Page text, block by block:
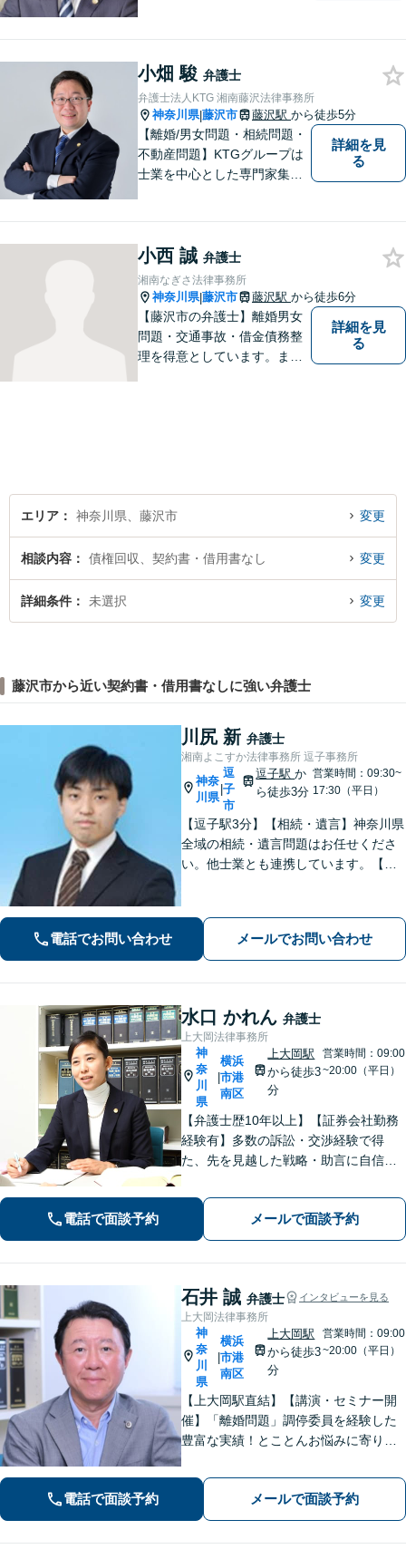
小畑 駿 弁護士
弁護士法人KTG 湘南藤沢法律事務所
神奈川県|藤沢市 藤沢駅 から徒歩5分
【離婚/男女問題・相続問題・
不動産問題】KTGグループは
士業を中心とした専門家集団
トップサービスを提供してい
ます。【WEB相談可】【カー
ド払い・分割払い可】
詳細を見
る
小西 誠 弁護士
湘南なぎさ法律事務所
神奈川県|藤沢市 藤沢駅 から徒歩6分
【藤沢市の弁護士】離婚男女
問題・交通事故・借金債務整
理を得意としています。ま
詳細を見
る
エリア 神奈川県、藤沢市 変更
相談内容 債権回収、契約書・借用書なし 変更
詳細条件 未選択 変更
藤沢市から近い契約書・借用書なしに強い弁護士
川尻 新 弁護士
湘南よこすか法律事務所 逗子事務所
神奈
川県
|
逗
子
市
逗子駅か
ら徒歩3分
営業時間：09:30~
17:30（平日）
【逗子駅3分】【相続・遺言】神奈川県
全域の相続・遺言問題はお任せくださ
い。他士業とも連携しています。【離
【初回面談無料】【夜間・休日は予約
で対応可】【法テラス可】
電話でお問い合わせ メールでお問い合わせ
水口 かれん 弁護士
上大岡法律事務所
神
奈
川
県
|
横浜
市港
南区
上大岡駅
から徒歩3
分
営業時間：09:00
~20:00（平日）
【弁護士歴10年以上】【証券会社勤務
経験有】多数の訴訟・交渉経験で得
た、先を見越した戦略・助言に自信が
確にアドバイスいたします【平日夜
間・土日祝相談可】【上大岡駅直結】
電話で面談予約 メールで面談予約
石井 誠 弁護士 インタビューを見る
上大岡法律事務所
神
奈
川
県
|
横浜
市港
南区
上大岡駅
から徒歩3
分
営業時間：09:00
~20:00（平日）
【上大岡駅直結】【講演・セミナー開
催】「離婚問題」調停委員を経験した
豊富な実績！とことんお悩みに寄り添
険制度の知識を活かしたトータルサポ
ートを実現【完全個室対応／子連れ相
談可】
電話で面談予約 メールで面談予約